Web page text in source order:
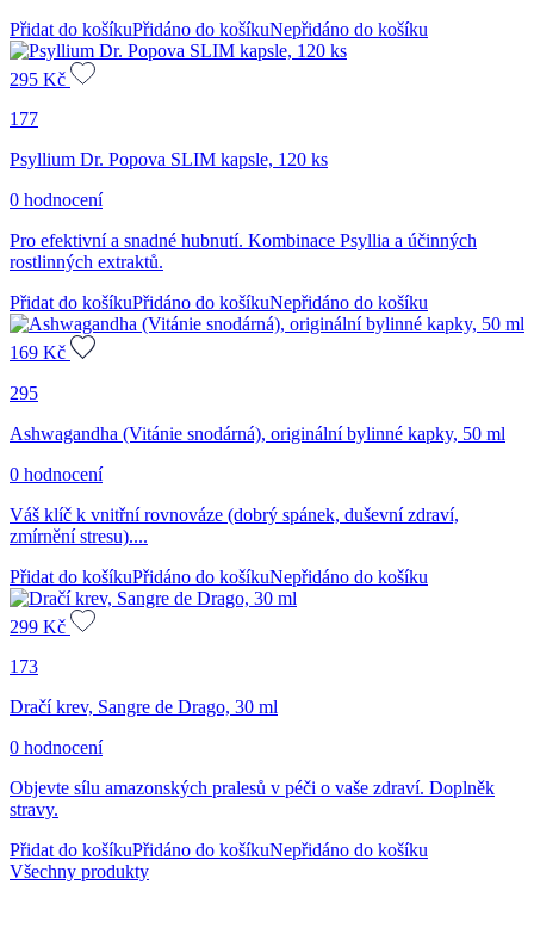
Přidat do košíkuPřidáno do košíkuNepřidáno do košíku
295 Kč
177
Psyllium Dr. Popova SLIM kapsle, 120 ks
0 hodnocení
Pro efektivní a snadné hubnutí. Kombinace Psyllia a účinných
rostlinných extraktů.
Přidat do košíkuPřidáno do košíkuNepřidáno do košíku
169 Kč
295
Ashwagandha (Vitánie snodárná), originální bylinné kapky, 50 ml
0 hodnocení
Váš klíč k vnitřní rovnováze (dobrý spánek, duševní zdraví,
zmírnění stresu)....
Přidat do košíkuPřidáno do košíkuNepřidáno do košíku
299 Kč
173
Dračí krev, Sangre de Drago, 30 ml
0 hodnocení
Objevte sílu amazonských pralesů v péči o vaše zdraví. Doplněk
stravy.
Přidat do košíkuPřidáno do košíkuNepřidáno do košíku
Všechny produkty